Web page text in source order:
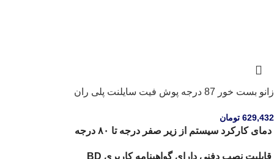
زانو بست خور 87 درجه پوش فیت سایلنت پلی ران
629,432 تومان
دمای کارکرد سیستم از زیر صفر درجه تا ۸۰ درجه
قابلیت نصب دفنی دارای گواهینامه کاربری BD